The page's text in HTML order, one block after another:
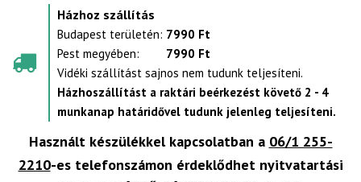
Házhoz szállítás
Budapest területén: 7990 Ft
Pest megyében:
7990 Ft
Vidéki szállítást sajnos nem tudunk teljesíteni.
Házhoszállítást a raktári beérkezést követő 2 - 4
munkanap határidővel tudunk jelenleg teljesíteni.
Használt készülékkel kapcsolatban a 06/1 255-
2210-es telefonszámon érdeklődhet nyitvatartási